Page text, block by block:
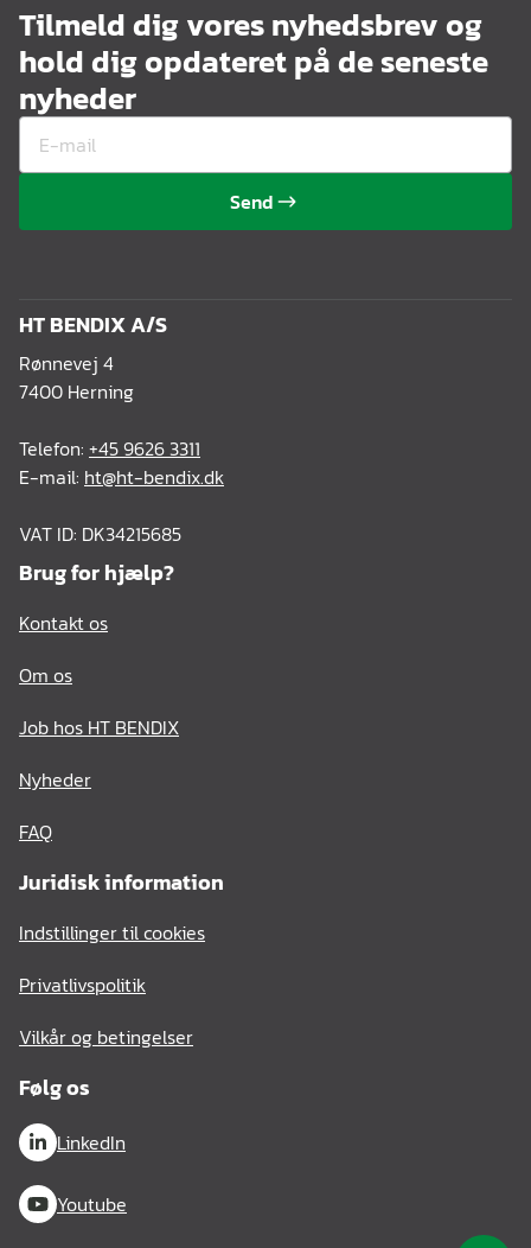
Tilmeld dig vores nyhedsbrev og
hold dig opdateret på de seneste
nyheder
Send
HT BENDIX A/S
Rønnevej 4
7400 Herning
Telefon: +45 9626 3311
E-mail: ht@ht-bendix.dk
VAT ID: DK34215685
Brug for hjælp?
Kontakt os
Om os
Job hos HT BENDIX
Nyheder
FAQ
Juridisk information
Indstillinger til cookies
Privatlivspolitik
Vilkår og betingelser
Følg os
LinkedIn
Youtube